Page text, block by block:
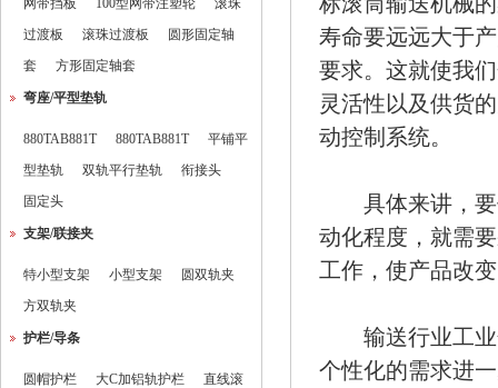
网带挡板
100型网带注塑轮
滚珠
过渡板
滚珠过渡板
圆形固定轴
套
方形固定轴套
弯座/平型垫轨
880TAB881T 880TAB881T
平铺平
型垫轨
双轨平行垫轨
衔接头
固定头
支架/联接夹
特小型支架 小型支架
圆双轨夹
方双轨夹
护栏/导条
圆帽护栏 大C加铝轨护栏
直线滚
寿命要远远大于
要求。这就使我
灵活性以及供货
动控制系统。
具体来讲，要
动化程度，就需
工作，使产品改
输送行业工业
个性化的需求进